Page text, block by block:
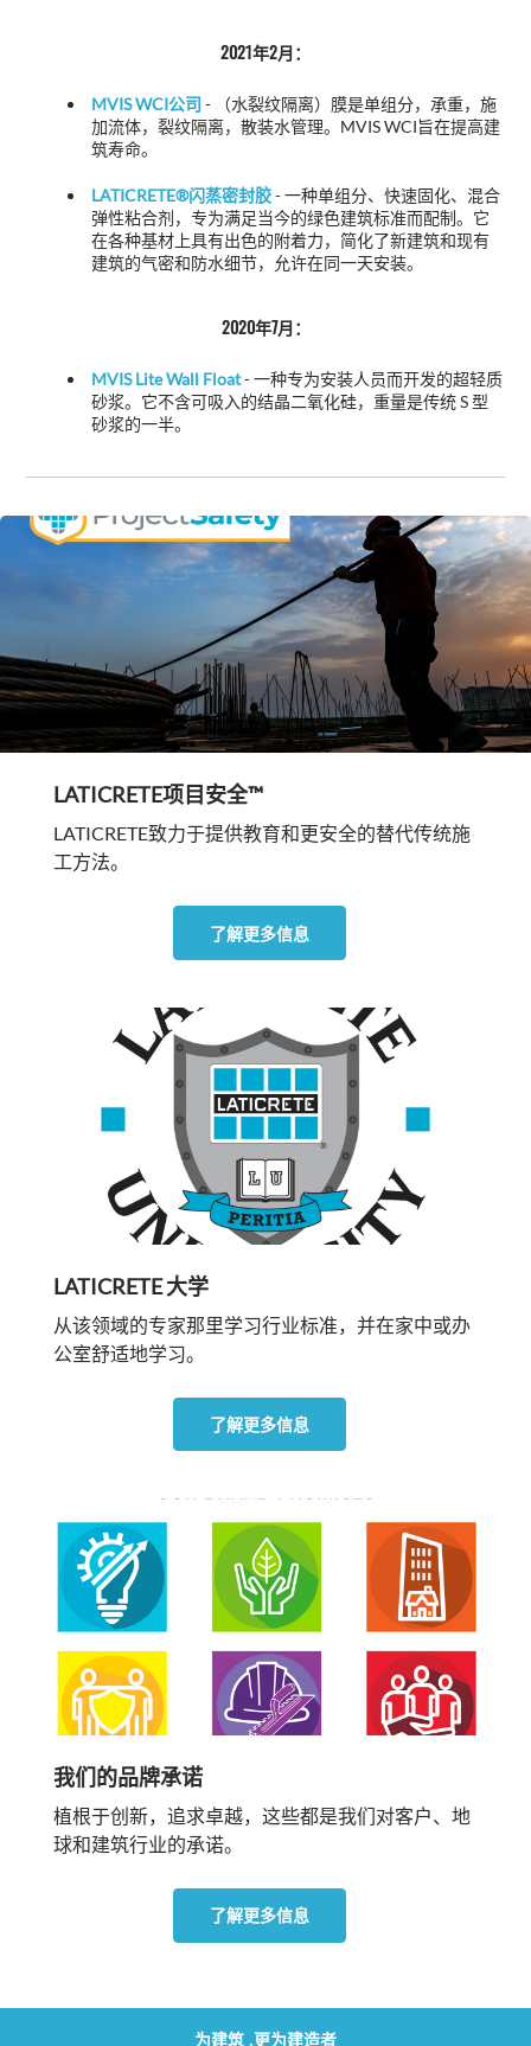
2021年2月：
MVIS WCI公司 -
（水裂纹隔离）膜是单组分，承重，施
加流体，裂纹隔离，散装水管理。MVIS WCI旨在提高建
筑寿命。
LATICRETE®闪蒸密封胶 - 一种单组分、快速固化、混合
弹性粘合剂，专为满足当今的绿色建筑标准而配制。它
在各种基材上具有出色的附着力，简化了新建筑和现有
建筑的气密和防水细节，允许在同一天安装。
2020年7月：
MVIS Lite Wall Float- 一种专为安装人员而开发的超轻质
砂浆。它不含可吸入的结晶二氧化硅，重量是传统 S 型
砂浆的一半。
LATICRETE项目安全™
LATICRETE致力于提供教育和更安全的替代传统施
工方法。
了解更多信息
LATICRETE 大学
从该领域的专家那里学习行业标准，并在家中或办
公室舒适地学习。
了解更多信息
我们的品牌承诺
植根于创新，追求卓越，这些都是我们对客户、地
球和建筑行业的承诺。
了解更多信息
为建筑 ,更为建造者